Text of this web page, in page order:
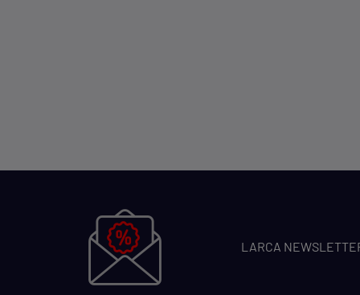
LARCA